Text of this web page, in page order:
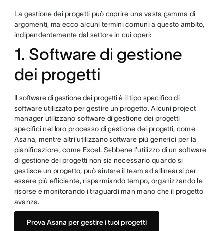
La gestione dei progetti può coprire una vasta gamma di
argomenti, ma ecco alcuni termini comuni a questo ambito,
indipendentemente dal settore in cui operi:
1. Software di gestione
dei progetti
Il software di gestione dei progettiè il tipo specifico di
software utilizzato per gestire un progetto. Alcuni project
manager utilizzano software di gestione dei progetti
specifici nel loro processo di gestione dei progetti, come
Asana, mentre altri utilizzano software più generici per la
pianificazione, come Excel. Sebbene l’utilizzo di un software
di gestione dei progetti non sia necessario quando si
gestisce un progetto, può aiutare il team ad allinearsi per
essere più efficiente, risparmiando tempo, organizzando le
risorse e monitorando i traguardi man mano che il progetto
avanza.
Prova Asana per gestire i tuoi progetti